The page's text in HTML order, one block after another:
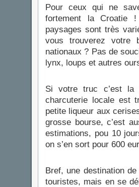
Pour ceux qui ne
fortement la Croatie
paysages sont très
vous trouverez votre
nationaux ? Pas de
lynx, loups et autres
Si votre truc c’est la
charcuterie locale est
petite liqueur aux
grosse bourse, c’est
estimations, pou 10
on s’en sort pour 600
Bref, une destination
touristes, mais en se